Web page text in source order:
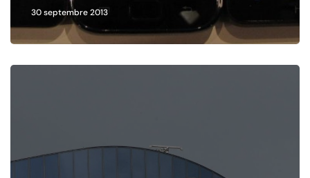
30 septembre 2013